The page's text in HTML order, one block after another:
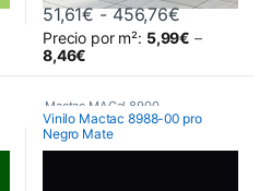
de precios: desde 35,42€
variantes. Las opciones se
51,61€ - 456,76€Rango de
Precio por m²: 5,99€ –
8,46€
Este producto tiene múltiples
Mactac MACal 8900
Monoméricos
Vinilo Mactac 8988-00 pro
Negro Mate